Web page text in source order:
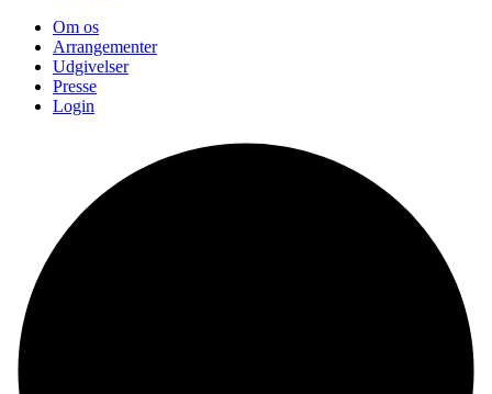
Om os
Arrangementer
Udgivelser
Presse
Login